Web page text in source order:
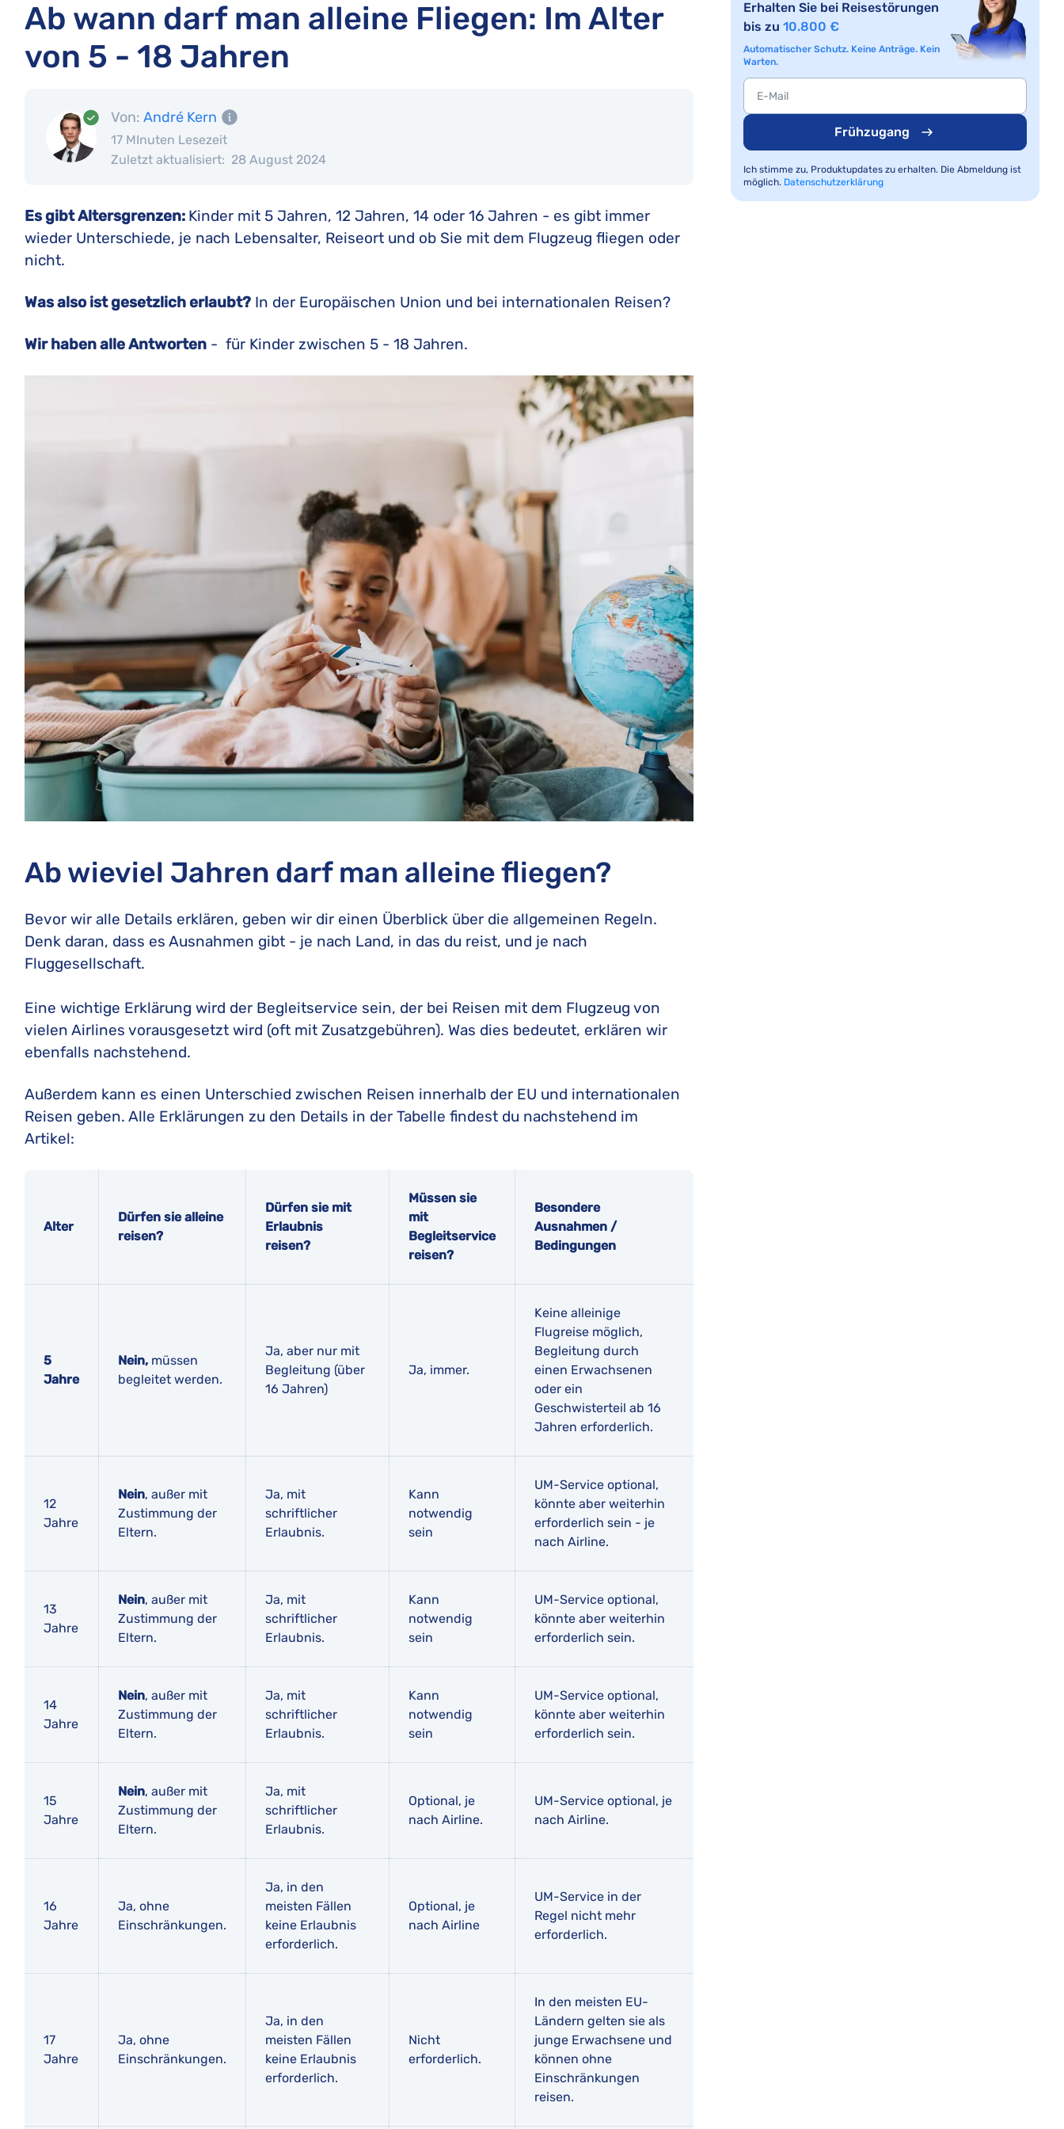
Ab wann darf man alleine Fliegen: Im Alter
von 5 - 18 Jahren
Von: André Kern
17 MInuten Lesezeit
Zuletzt aktualisiert: 28 August 2024
Es gibt Altersgrenzen: Kinder mit 5 Jahren, 12 Jahren, 14 oder 16 Jahren - es gibt immer
wieder Unterschiede, je nach Lebensalter, Reiseort und ob Sie mit dem Flugzeug fliegen oder
nicht.
Was also ist gesetzlich erlaubt? In der Europäischen Union und bei internationalen Reisen?
Wir haben alle Antworten - für Kinder zwischen 5 - 18 Jahren.
Ab wieviel Jahren darf man alleine fliegen?
Bevor wir alle Details erklären, geben wir dir einen Überblick über die allgemeinen Regeln.
Denk daran, dass es Ausnahmen gibt - je nach Land, in das du reist, und je nach
Fluggesellschaft.
Eine wichtige Erklärung wird der Begleitservice sein, der bei Reisen mit dem Flugzeug von
vielen Airlines vorausgesetzt wird (oft mit Zusatzgebühren). Was dies bedeutet, erklären wir
ebenfalls nachstehend.
Außerdem kann es einen Unterschied zwischen Reisen innerhalb der EU und internationalen
Reisen geben. Alle Erklärungen zu den Details in der Tabelle findest du nachstehend im
Artikel:
Alter
Dürfen sie alleine
reisen?
Dürfen sie mit
Erlaubnis
reisen?
Müssen sie
mit
Begleitservice
reisen?
Besondere
Ausnahmen /
Bedingungen
5
Jahre
Nein, müssen
begleitet werden.
Ja, aber nur mit
Begleitung (über
16 Jahren)
Ja, immer.
Keine alleinige
Flugreise möglich,
Begleitung durch
einen Erwachsenen
oder ein
Geschwisterteil ab 16
Jahren erforderlich.
12
Jahre
Nein, außer mit
Zustimmung der
Eltern.
Ja, mit
schriftlicher
Erlaubnis.
Kann
notwendig
sein
UM-Service optional,
könnte aber weiterhin
erforderlich sein - je
nach Airline.
13
Jahre
Nein, außer mit
Zustimmung der
Eltern.
Ja, mit
schriftlicher
Erlaubnis.
Kann
notwendig
sein
UM-Service optional,
könnte aber weiterhin
erforderlich sein.
14
Jahre
Nein, außer mit
Zustimmung der
Eltern.
Ja, mit
schriftlicher
Erlaubnis.
Kann
notwendig
sein
UM-Service optional,
könnte aber weiterhin
erforderlich sein.
15
Jahre
Nein, außer mit
Zustimmung der
Eltern.
Ja, mit
schriftlicher
Erlaubnis.
Optional, je
nach Airline.
UM-Service optional, je
nach Airline.
16
Jahre
Ja, ohne
Einschränkungen.
Ja, in den
meisten Fällen
keine Erlaubnis
erforderlich.
Optional, je
nach Airline
UM-Service in der
Regel nicht mehr
erforderlich.
17
Jahre
Ja, ohne
Einschränkungen.
Ja, in den
meisten Fällen
keine Erlaubnis
erforderlich.
Nicht
erforderlich.
In den meisten EU-
Ländern gelten sie als
junge Erwachsene und
können ohne
Einschränkungen
reisen.
Erhalten Sie bei Reisestörungen
bis zu 10.800 €
Automatischer Schutz. Keine Anträge. Kein
Warten.
Frühzugang
Ich stimme zu, Produktupdates zu erhalten. Die Abmeldung ist
möglich. Datenschutzerklärung